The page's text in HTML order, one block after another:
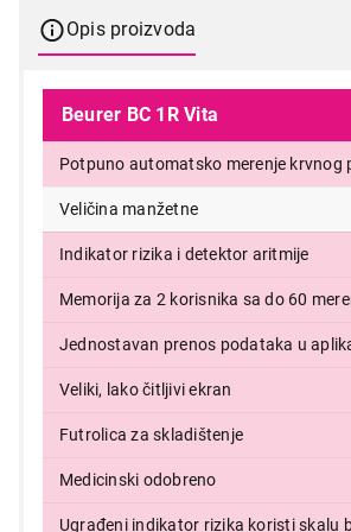
Opis proizvoda
Beurer BC 1R Vita
Potpuno automatsko merenje krvnog
Veličina manžetne
Indikator rizika i detektor aritmije
Memorija za 2 korisnika sa do 60
Jednostavan prenos podataka u
Veliki, lako čitljivi ekran
Futrolica za skladištenje
Medicinski odobreno
Ugrađeni indikator rizika koristi skalu